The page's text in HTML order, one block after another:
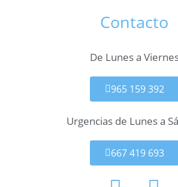
Contacto
De Lunes a
965 159 392
Urgencias de Lunes a
667 419 693